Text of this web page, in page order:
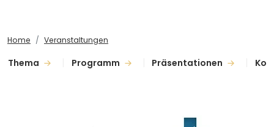
Home Veranstaltungen
Thema Programm Präsentationen